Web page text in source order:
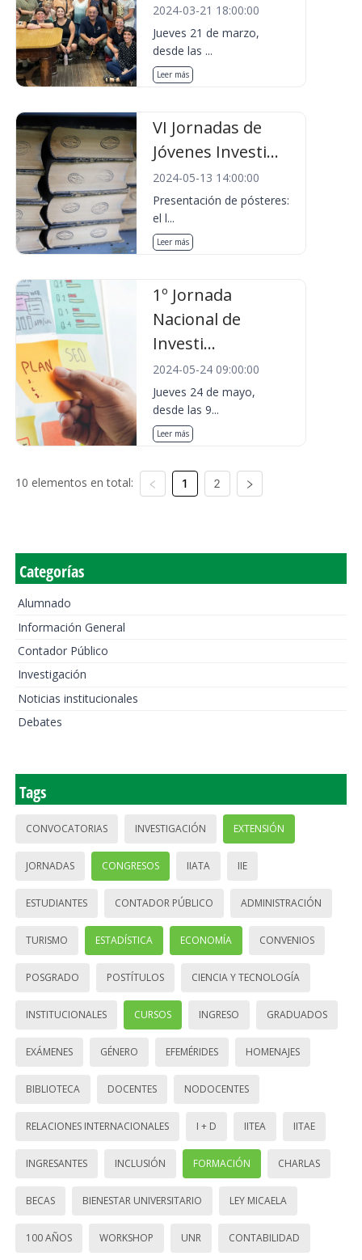
2024-03-21 18:00:00
Jueves 21 de marzo,
desde las ...
Leer más
VI Jornadas de
Jóvenes Investi...
2024-05-13 14:00:00
Presentación de pósteres:
el l...
Leer más
1º Jornada
Nacional de
Investi...
2024-05-24 09:00:00
Jueves 24 de mayo,
desde las 9...
Leer más
10 elementos en total: 1 2
Categorías
Alumnado
Información General
Contador Público
Investigación
Noticias institucionales
Debates
Tags
CONVOCATORIAS INVESTIGACIÓN EXTENSIÓN
JORNADAS CONGRESOS IIATA IIE
ESTUDIANTES CONTADOR PÚBLICO ADMINISTRACIÓN
TURISMO ESTADÍSTICA ECONOMÍA CONVENIOS
POSGRADO POSTÍTULOS CIENCIA Y TECNOLOGÍA
INSTITUCIONALES CURSOS INGRESO GRADUADOS
EXÁMENES GÉNERO EFEMÉRIDES HOMENAJES
BIBLIOTECA DOCENTES NODOCENTES
RELACIONES INTERNACIONALES I + D IITEA IITAE
INGRESANTES INCLUSIÓN FORMACIÓN CHARLAS
BECAS BIENESTAR UNIVERSITARIO LEY MICAELA
100 AÑOS WORKSHOP UNR CONTABILIDAD